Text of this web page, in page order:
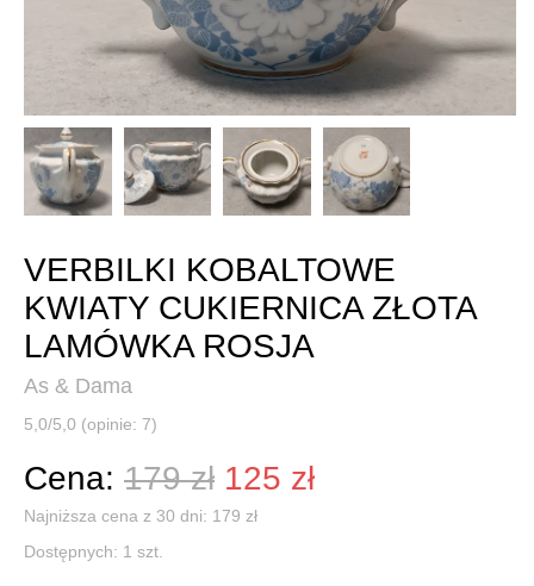
VERBILKI KOBALTOWE
KWIATY CUKIERNICA ZŁOTA
LAMÓWKA ROSJA
As & Dama
5,0/5,0 (opinie: 7)
Cena: 179 zł 125 zł
Najniższa cena z 30 dni: 179 zł
Dostępnych: 1 szt.